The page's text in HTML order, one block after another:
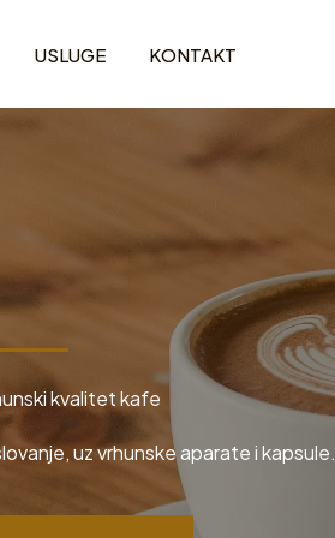
USLUGE KONTAKT
kvalitet kafe
uz vrhunske aparate i kapsule.